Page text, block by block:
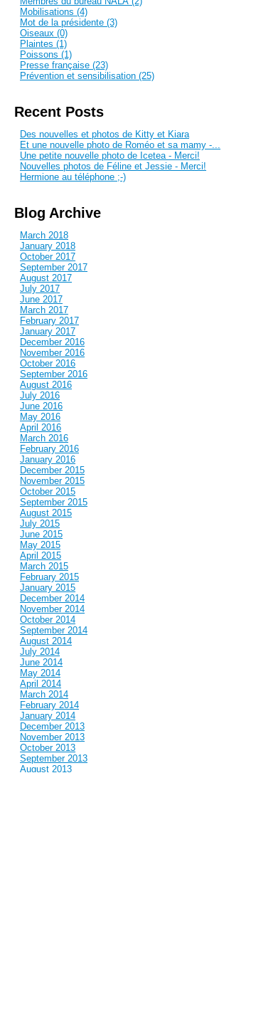
Mobilisations (4)
Mot de la présidente (3)
Oiseaux (0)
Plaintes (1)
Poissons (1)
Presse française (23)
Prévention et sensibilisation (25)
Recent Posts
Des nouvelles et photos de Kitty et Kiara
Et une nouvelle photo de Roméo et sa mamy -...
Une petite nouvelle photo de Icetea - Merci!
Nouvelles photos de Féline et Jessie - Merci!
Hermione au téléphone ;-)
Blog Archive
March 2018
January 2018
October 2017
September 2017
August 2017
July 2017
June 2017
March 2017
February 2017
January 2017
December 2016
November 2016
October 2016
September 2016
August 2016
July 2016
June 2016
May 2016
April 2016
March 2016
February 2016
January 2016
December 2015
November 2015
October 2015
September 2015
August 2015
July 2015
June 2015
May 2015
April 2015
March 2015
February 2015
January 2015
December 2014
November 2014
October 2014
September 2014
August 2014
July 2014
June 2014
May 2014
April 2014
March 2014
February 2014
January 2014
December 2013
November 2013
October 2013
September 2013
August 2013